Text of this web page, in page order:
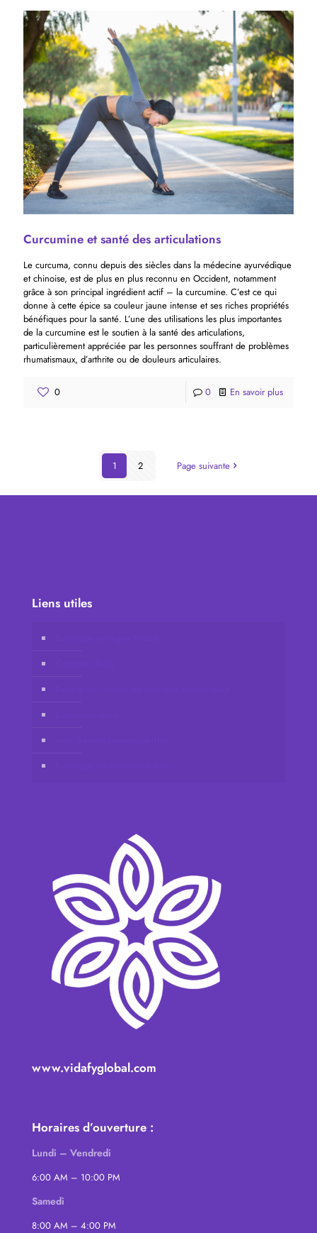
Curcumine et santé des articulations
Le curcuma, connu depuis des siècles dans la médecine ayurvédique
et chinoise, est de plus en plus reconnu en Occident, notamment
grâce à son principal ingrédient actif – la curcumine. C’est ce qui
donne à cette épice sa couleur jaune intense et ses riches propriétés
bénéfiques pour la santé. L’une des utilisations les plus importantes
de la curcumine est le soutien à la santé des articulations,
particulièrement appréciée par les personnes souffrant de problèmes
rhumatismaux, d’arthrite ou de douleurs articulaires.
0 0 En savoir plus
1 2 Page suivante
Liens utiles
www.vidafyglobal.com
Horaires d’ouverture :
Lundi – Vendredi
6:00 AM – 10:00 PM
Samedi
8:00 AM – 4:00 PM